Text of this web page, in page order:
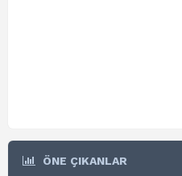
ÖNE ÇIKANLAR